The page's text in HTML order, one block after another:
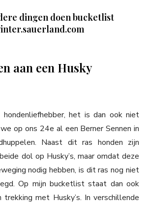
aan een Husky
het is dan ook niet
op ons 24e al een Berner Sennen in
Naast dit ras honden zijn
dol op Husky’s, maar omdat deze
nodig hebben, is dit ras nog niet
Op mijn bucketlist staat dan ook
met Husky’s. In verschillende